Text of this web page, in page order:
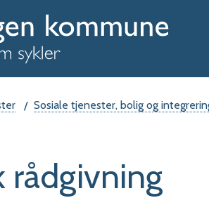
Sosiale tjenester, bolig og